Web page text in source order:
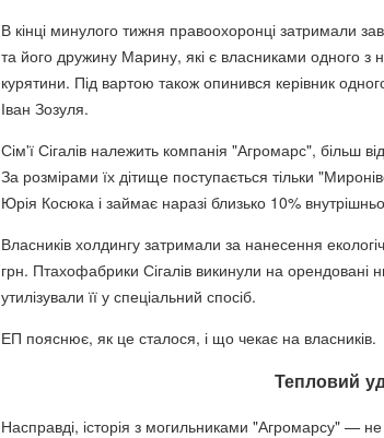
В кінці минулого тижня правоохоронці затримали
та його дружину Марину, які є власниками одного з
курятини. Під вартою також опинився керівник одного
Іван Зозуля.
Сім'ї Сігалів належить компанія "Агромарс", більш
За розмірами їх дітище поступається тільки
Юрія Косюка і займає наразі близько 10%
Власників холдингу затримали за нанесення
грн. Птахофабрики Сігалів викинули на
утилізували її у спеціальний спосіб.
ЕП пояснює, як це сталося, і що чекає на власників.
Тепловий
Насправді, історія з могильниками "Агромарсу" —